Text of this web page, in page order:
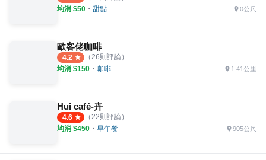
均消 $50 ・ 甜點 0公尺
歐客佬咖啡
4.2 （ 26則評論）
均消 $150 ・ 咖啡 1.41公里
Hui café-卉
4.6 （ 22則評論）
均消 $450 ・ 早午餐 905公尺